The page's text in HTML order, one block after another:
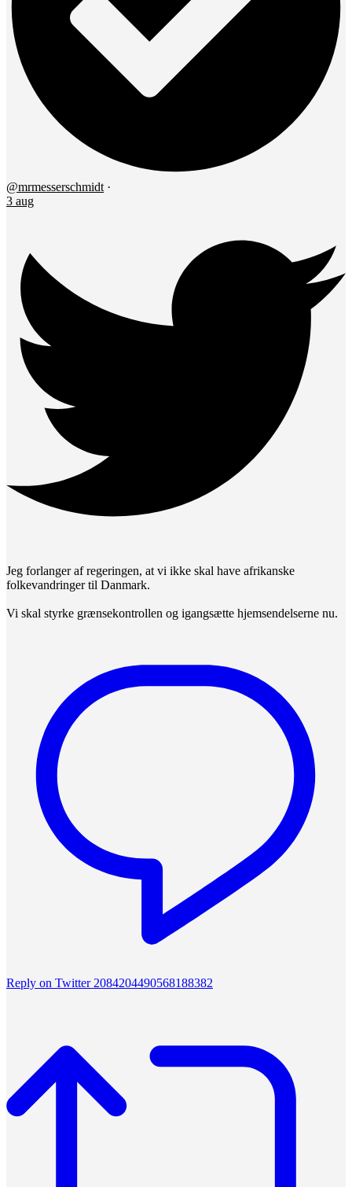
@mrmesserschmidt ·
3 aug
Jeg forlanger af regeringen, at vi ikke skal have afrikanske
folkevandringer til Danmark.
Vi skal styrke grænsekontrollen og igangsætte hjemsendelserne nu.
Reply on Twitter 2084204490568188382